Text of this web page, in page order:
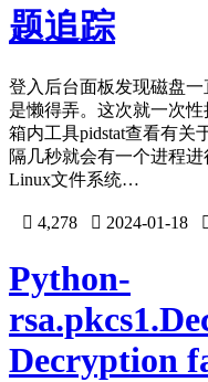
题追踪
登入后台面板发现磁盘
是懒得弄。这次就一次
箱内工具pidstat查看有关
隔几秒就会有一个进程
Linux文件系统…
 4,278  2024-01-18
Python-
Decryption